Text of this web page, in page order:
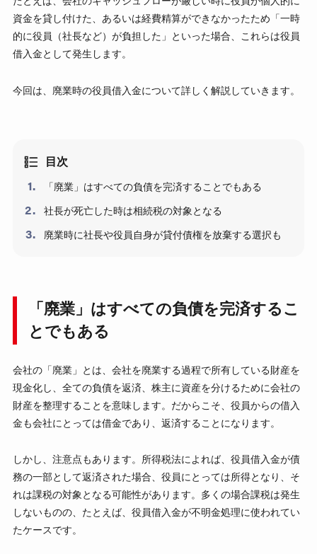
資金を貸し付けた、あるいは経費精算ができなかったため「一時
的に役員（社長など）が負担した」といった場合、これらは役員
借入金として発生します。
今回は、廃業時の役員借入金について詳しく解説していきます。
目次
「廃業」はすべての負債を完済することでもある
社長が死亡した時は相続税の対象となる
廃業時に社長や役員自身が貸付債権を放棄する選択も
「廃業」はすべての負債を完済するこ
とでもある
会社の「廃業」とは、会社を廃業する過程で所有している財産を
現金化し、全ての負債を返済、株主に資産を分けるために会社の
財産を整理することを意味します。だからこそ、役員からの借入
金も会社にとっては借金であり、返済することになります。
しかし、注意点もあります。所得税法によれば、役員借入金が債
務の一部として返済された場合、役員にとっては所得となり、そ
れは課税の対象となる可能性があります。多くの場合課税は発生
しないものの、たとえば、役員借入金が不明金処理に使われてい
たケースです。